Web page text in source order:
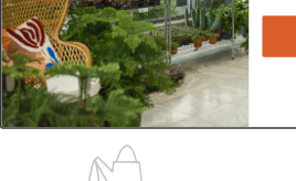
10 cm